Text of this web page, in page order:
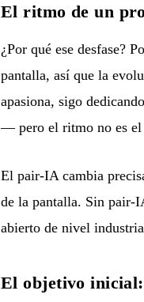
El ritmo de un
¿Por qué ese desfase?
pantalla, así que la
apasiona, sigo
— pero el ritmo no es el
El pair-IA cambia
de la pantalla. Sin pair-
abierto de nivel
El objetivo